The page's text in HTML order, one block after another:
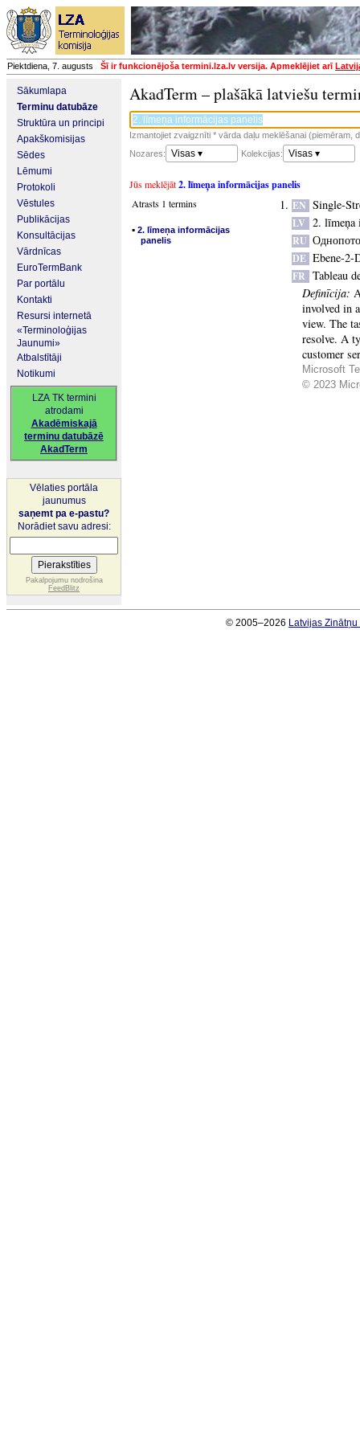
Piektdiena, 7. augusts Šī ir funkcionējoša termini.lza.lv versija. Apmeklējiet arī
Sākumlapa
Terminu datubāze
Struktūra un principi
Apakškomisijas
Sēdes
Lēmumi
Protokoli
Vēstules
Publikācijas
Konsultācijas
Vārdnīcas
EuroTermBank
Par portālu
Kontakti
Resursi internetā
«Terminoloģijas
Jaunumi»
Atbalstītāji
Notikumi
LZA TK termini
atrodami
Akadēmiskajā
terminu datubāzē
AkadTerm
Vēlaties portāla
jaunumus
saņemt pa e-pastu?
Norādiet savu adresi:
Pakalpojumu nodrošina
FeedBlitz
AkadTerm – plašākā latviešu
Izmantojiet zvaigznīti * vārda daļu meklēšanai (piemēram,
Nozares:
Visas ▾ Kolekcijas: Visas ▾
Jūs meklējāt2. līmeņa informācijas panelis
Atrasts 1 termins
▪ 2. līmeņa informācijas
panelis
EN Single-
LV 2. līmeņa
RU
DE Ebene-2-
FR Tableau
Definīcija:
involved in
view. The
resolve. A
customer
Microsoft
© 2023
© 2005–2026 Latvijas